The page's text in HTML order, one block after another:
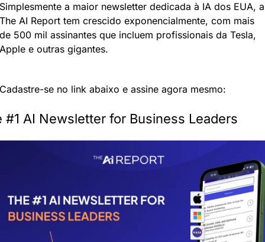
Simplesmente a maior newsletter dedicada à IA dos EUA, a
The AI Report tem crescido exponencialmente, com mais
de 500 mil assinantes que incluem profissionais da Tesla,
Apple e outras gigantes.
Cadastre-se no link abaixo e assine agora mesmo:
#1 AI Newsletter for Business Leaders